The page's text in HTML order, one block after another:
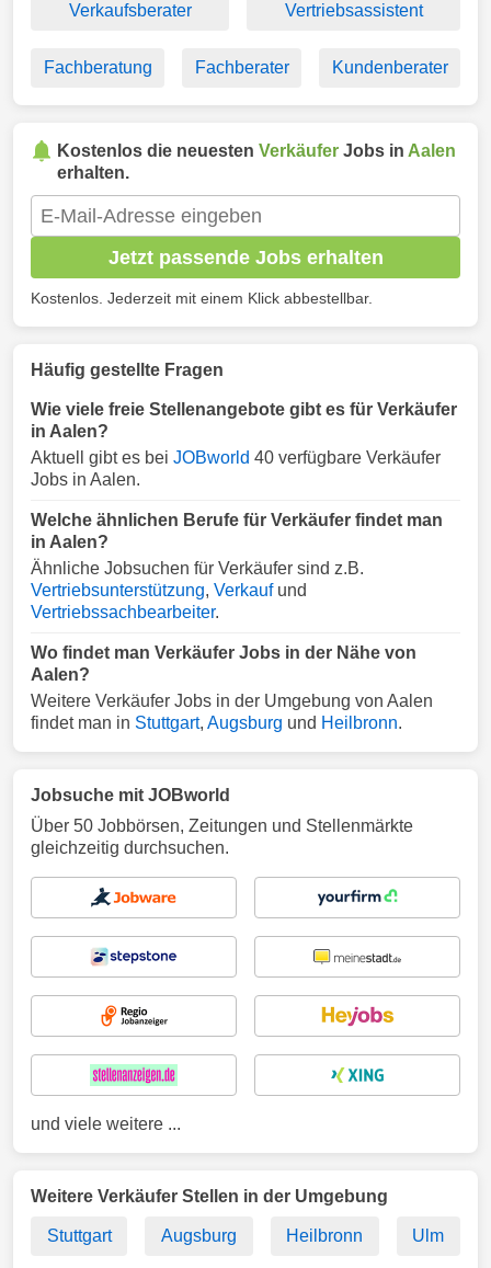
Verkaufsberater Vertriebsassistent
Fachberatung Fachberater Kundenberater
Kostenlos die neuesten Verkäufer Jobs in Aalen
erhalten.
Jetzt passende Jobs erhalten
Kostenlos. Jederzeit mit einem Klick abbestellbar.
Häufig gestellte Fragen
Wie viele freie Stellenangebote gibt es für Verkäufer
in Aalen?
Aktuell gibt es bei JOBworld 40 verfügbare Verkäufer
Jobs in Aalen.
Welche ähnlichen Berufe für Verkäufer findet man
in Aalen?
Ähnliche Jobsuchen für Verkäufer sind z.B.
Vertriebsunterstützung, Verkaufund
Vertriebssachbearbeiter.
Wo findet man Verkäufer Jobs in der Nähe von
Aalen?
Weitere Verkäufer Jobs in der Umgebung von Aalen
findet man in Stuttgart, Augsburg und Heilbronn.
Jobsuche mit JOBworld
Über 50 Jobbörsen, Zeitungen und Stellenmärkte
gleichzeitig durchsuchen.
und viele weitere ...
Weitere Verkäufer Stellen in der Umgebung
Stuttgart Augsburg Heilbronn Ulm